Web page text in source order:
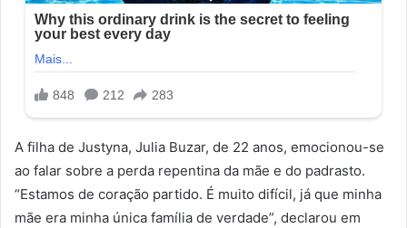
A filha de Justyna, Julia Buzar, de 22 anos, emocionou-se
ao falar sobre a perda repentina da mãe e do padrasto.
“Estamos de coração partido. É muito difícil, já que minha
mãe era minha única família de verdade”, declarou em